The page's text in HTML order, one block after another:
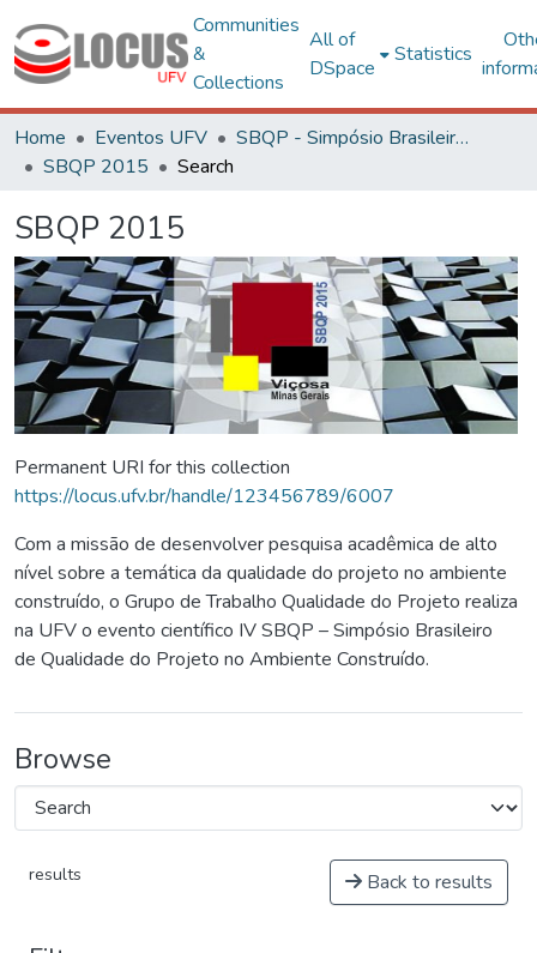
Communities
&
Collections
All of
DSpace
Statistics
Home Eventos UFV
SBQP - Simpósio Brasileiro de Qualidade do Projeto no Ambiente Construído
SBQP 2015
Search
SBQP 2015
Permanent URI for this collection
https://locus.ufv.br/handle/123456789/6007
Com a missão de desenvolver pesquisa acadêmica de alto
nível sobre a temática da qualidade do projeto no ambiente
construído, o Grupo de Trabalho Qualidade do Projeto realiza
na UFV o evento científico IV SBQP – Simpósio Brasileiro
de Qualidade do Projeto no Ambiente Construído.
Browse
results Back to results